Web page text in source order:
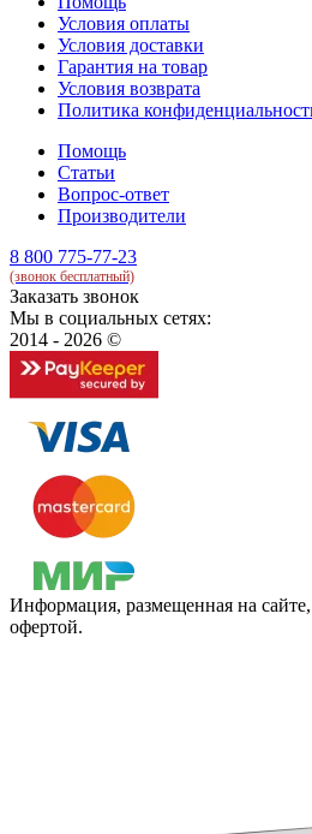
Условия оплаты
Условия доставки
Гарантия на товар
Условия возврата
Политика
Помощь
Статьи
Вопрос-ответ
Производители
8 800 775-77-23
(звонок бесплатный)
Заказать звонок
Мы в социальных сетях:
2014 - 2026 ©
Информация, размещенная на
офертой.